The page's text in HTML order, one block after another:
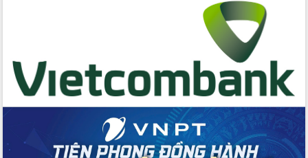
với Tập đoàn Bưu chính Viễn thông
Việt Nam
Đắk Lắk về phát triển nhân lực y tế
Du lịch Đắk Lắk nâng tầm trải nghiệm